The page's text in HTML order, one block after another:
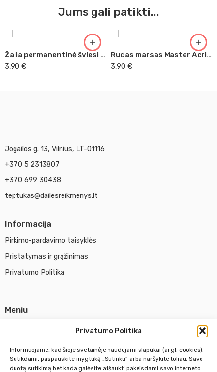
Privatumo Politika
Informuojame, kad šioje svetainėje naudojami slapukai (angl. cookies).
Sutikdami, paspauskite mygtuką „Sutinku“ arba naršykite toliau. Savo
duotą sutikimą bet kada galėsite atšaukti pakeisdami savo interneto
Jums gali patikti...
Žalia permanentinė šviesi Master Acrilic, 60ml (29)
3,90 €
Rudas marsas Master Acrilic, 60ml (47)
3,90 €
Jogailos g. 13, Vilnius, LT-01116
+370 5 2313807
+370 699 30438
teptukas@dailesreikmenys.lt
Informacija
Pirkimo-pardavimo taisyklės
Pristatymas ir grąžinimas
Privatumo Politika
Meniu
Susisiekti su mumis